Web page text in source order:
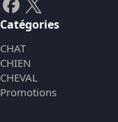
Catégories
CHAT
CHIEN
CHEVAL
Promotions